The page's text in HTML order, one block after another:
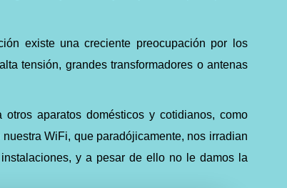
existe una creciente preocupación por los
tensión, grandes transformadores o antenas
aparatos domésticos y cotidianos, como
WiFi, que paradójicamente, nos irradian
y a pesar de ello no le damos la